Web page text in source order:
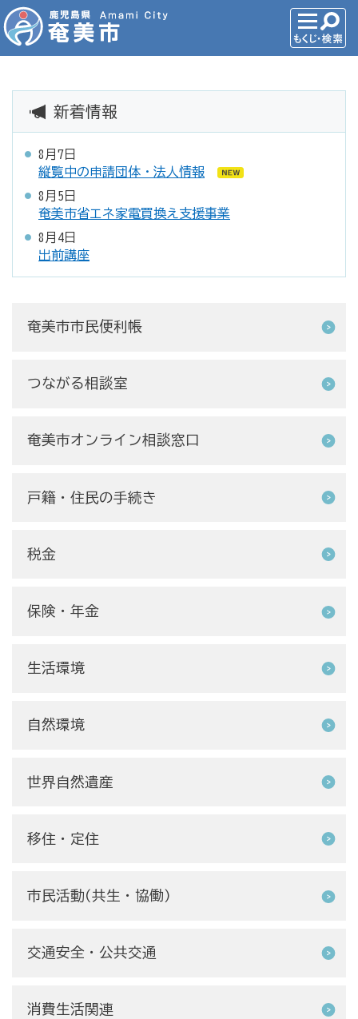
新着情報
8月7日
縦覧中の申請団体・法人情報
8月5日
奄美市省エネ家電買換え支援事業
8月4日
出前講座
奄美市市民便利帳
つながる相談室
奄美市オンライン相談窓口
戸籍・住民の手続き
税金
保険・年金
生活環境
自然環境
世界自然遺産
移住・定住
市民活動(共生・協働)
交通安全・公共交通
消費生活関連